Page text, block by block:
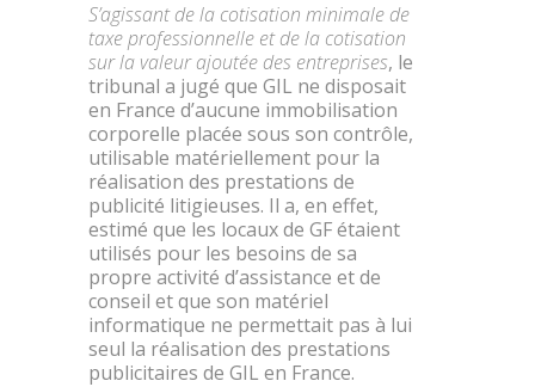
S’agissant de la cotisation minimale de
taxe professionnelle et de la cotisation
sur la valeur ajoutée des entreprises, le
tribunal a jugé que GIL ne disposait
en France d’aucune immobilisation
corporelle placée sous son contrôle,
utilisable matériellement pour la
réalisation des prestations de
publicité litigieuses. Il a, en effet,
estimé que les locaux de GF étaient
utilisés pour les besoins de sa
propre activité d’assistance et de
conseil et que son matériel
informatique ne permettait pas à lui
seul la réalisation des prestations
publicitaires de GIL en France.